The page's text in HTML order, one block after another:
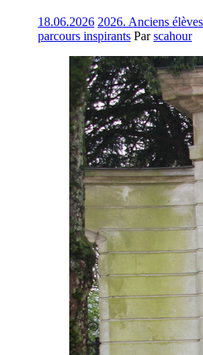
18.06.2026 2026. Anciens
parcours inspirants Parscahour